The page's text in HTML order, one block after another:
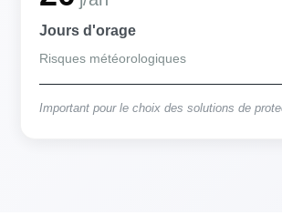
Jours d'orage
Risques météorologiques
Important pour le choix des solutions de